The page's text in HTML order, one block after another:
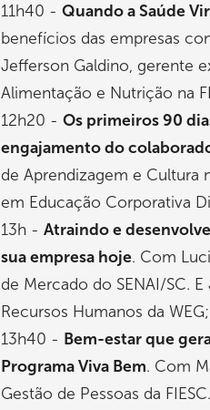
11h40 - Quando a Saúde
benefícios das empresas
Jefferson Galdino, gerente
Alimentação e Nutrição na
12h20 - Os primeiros 90
engajamento do
de Aprendizagem e Cultura
em Educação Corporativa
13h - Atraindo e
sua empresa hoje. Com
de Mercado do SENAI/SC.
Recursos Humanos da WEG;
13h40 - Bem-estar que
Programa Viva Bem. Com
Gestão de Pessoas da